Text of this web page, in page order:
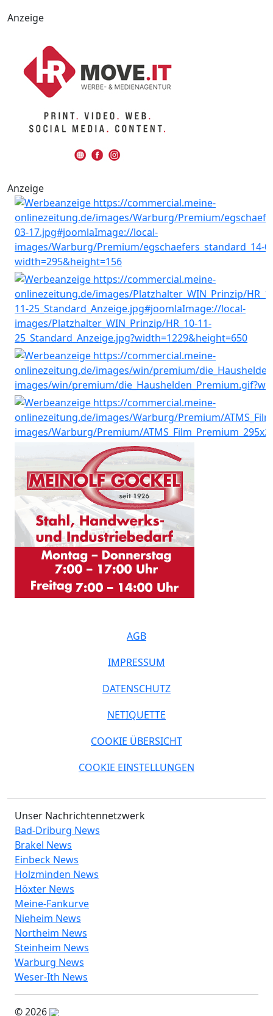
Anzeige
Anzeige
AGB
IMPRESSUM
DATENSCHUTZ
NETIQUETTE
COOKIE ÜBERSICHT
COOKIE EINSTELLUNGEN
Unser Nachrichtennetzwerk
Bad-Driburg News
Brakel News
Einbeck News
Holzminden News
Höxter News
Meine-Fankurve
Nieheim News
Northeim News
Steinheim News
Warburg News
Weser-Ith News
© 2026